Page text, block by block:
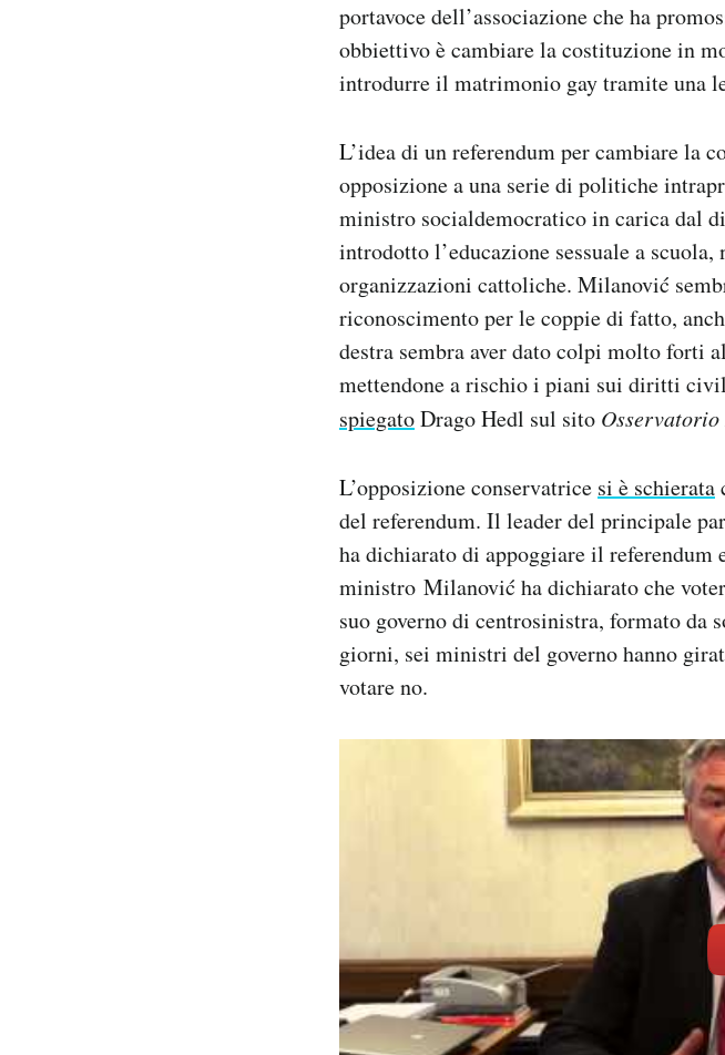
portavoce dell’associazione che ha
obbiettivo è cambiare la costituzione in
introdurre il matrimonio gay tramite una
L’idea di un referendum per cambiare la
opposizione a una serie di politiche
ministro socialdemocratico in carica dal
introdotto l’educazione sessuale a
organizzazioni cattoliche. Milanović
riconoscimento per le coppie di fatto,
destra sembra aver dato colpi molto forti
mettendone a rischio i piani sui diritti
spiegatoDrago Hedl sul sito
L’opposizione conservatrice si è schierata
del referendum. Il leader del principale
ha dichiarato di appoggiare il referendum
ministro Milanović ha dichiarato che
suo governo di centrosinistra, formato
giorni, sei ministri del governo hanno
votare no.